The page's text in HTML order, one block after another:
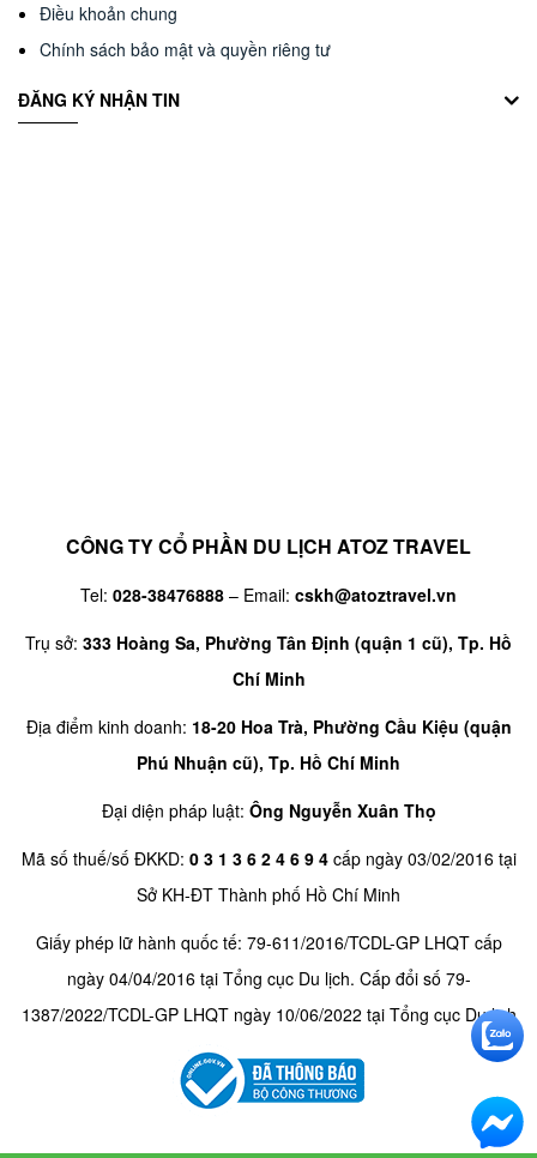
Điều khoản chung
Chính sách bảo mật và quyền riêng tư
ĐĂNG KÝ NHẬN TIN
CÔNG TY CỔ PHẦN DU LỊCH ATOZ TRAVEL
Tel: 028-38476888 – Email: cskh@atoztravel.vn
Trụ sở: 333 Hoàng Sa, Phường Tân Định (quận 1 cũ), Tp. Hồ
Chí Minh
Địa điểm kinh doanh: 18-20 Hoa Trà, Phường Cầu Kiệu (quận
Phú Nhuận cũ), Tp. Hồ Chí Minh
Đại diện pháp luật: Ông Nguyễn Xuân Thọ
Mã số thuế/số ĐKKD: 0 3 1 3 6 2 4 6 9 4cấp ngày 03/02/2016 tại
Sở KH-ĐT Thành phố Hồ Chí Minh
Giấy phép lữ hành quốc tế: 79-611/2016/TCDL-GP LHQT cấp
ngày 04/04/2016 tại Tổng cục Du lịch. Cấp đổi số 79-
1387/2022/TCDL-GP LHQT ngày 10/06/2022 tại Tổng cục Du lịch